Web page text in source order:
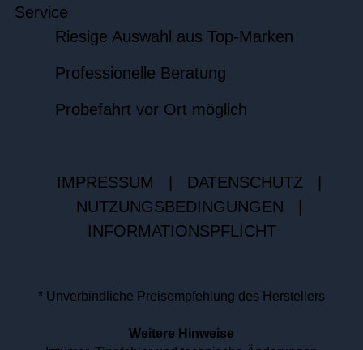
Service
Riesige Auswahl aus Top-Marken
Professionelle Beratung
Probefahrt vor Ort möglich
IMPRESSUM DATENSCHUTZ
NUTZUNGSBEDINGUNGEN
INFORMATIONSPFLICHT
* Unverbindliche Preisempfehlung des Herstellers
Weitere Hinweise